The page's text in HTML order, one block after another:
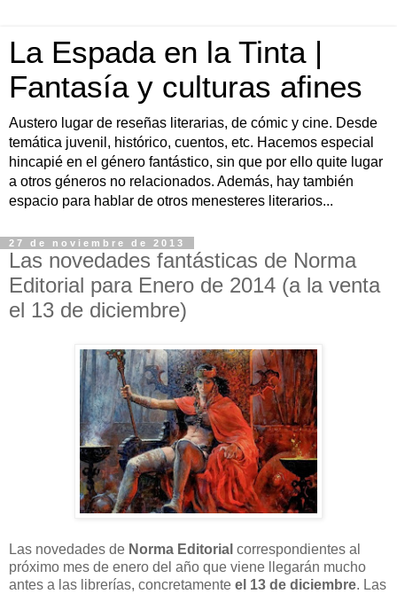
La Espada en la Tinta |
Fantasía y culturas afines
Austero lugar de reseñas literarias, de cómic y cine. Desde
temática juvenil, histórico, cuentos, etc. Hacemos especial
hincapié en el género fantástico, sin que por ello quite lugar
a otros géneros no relacionados. Además, hay también
espacio para hablar de otros menesteres literarios...
27 de noviembre de 2013
Las novedades fantásticas de Norma
Editorial para Enero de 2014 (a la venta
el 13 de diciembre)
Las novedades de Norma Editorial correspondientes al
próximo mes de enero del año que viene llegarán mucho
antes a las librerías, concretamente el 13 de diciembre. Las